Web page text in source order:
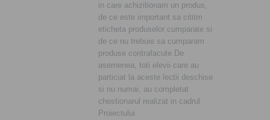
in care achizitionam un produs,
de ce este important sa cititm
eticheta produselor cumparate si
de ce nu trebuie sa cumparam
produse contrafacute.De
asemenea, toti elevii care au
particiat la aceste lectii deschise
si nu numai, au completat
chestionarul realizat in cadrul
Proiectului